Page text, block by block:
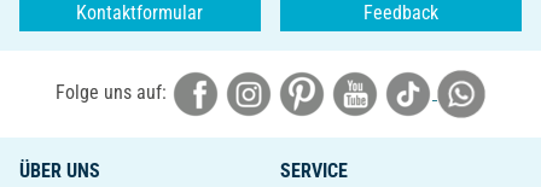
Kontaktformular Feedback
Folge uns auf:
ÜBER UNS
SERVICE